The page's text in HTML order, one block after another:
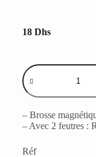
18 Dhs
– Brosse
– Avec 2 feutres :
Réf